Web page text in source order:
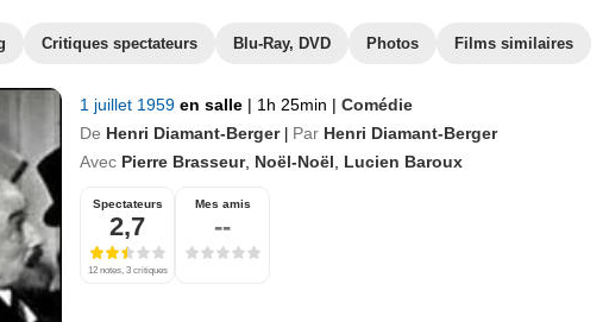
Critiques spectateurs Blu-Ray, DVD Photos Films similaires
1 juillet 1959 en salle | 1h 25min | Comédie
De Henri Diamant-Berger Par Henri Diamant-Berger
Avec Pierre Brasseur, Noël-Noël Lucien Baroux
Spectateurs
2,7
12 notes, 3 critiques
Mes amis
--